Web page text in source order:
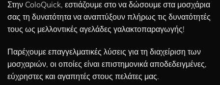
Στην ColoQuick, εστιάζουμε στο να δώσουμε στα μοσχάρια
σας τη δυνατότητα να αναπτύξουν πλήρως τις δυνατότητές
τους ως μελλοντικές αγελάδες γαλακτοπαραγωγής!
Παρέχουμε επαγγελματικές λύσεις για τη διαχείριση των
μοσχαριών, οι οποίες είναι επιστημονικά αποδεδειγμένες,
εύχρηστες και αγαπητές στους πελάτες μας.